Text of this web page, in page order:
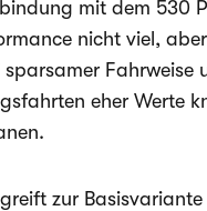
mit dem 530
nicht viel,
eher Werte
zur